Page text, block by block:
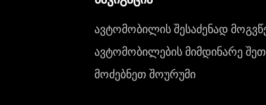
ავტომობილის შესაძენად
ავტომობილების მიმდინარე
მოძებნეთ შოურუმი